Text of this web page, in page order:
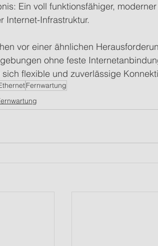
Ein voll funktionsfähiger,
Internet-Infrastruktur.
vor einer ähnlichen
ohne feste
sich flexible und zuverlässige
Fernwartung